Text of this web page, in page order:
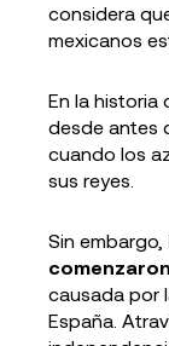
considera
mexicanos
En la historia
desde antes
cuando los
sus reyes.
Sin embargo,
causada por
España.